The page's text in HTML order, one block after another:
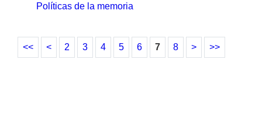
Políticas de la memoria
<< < 2 3 4 5 6 7 8 > >>